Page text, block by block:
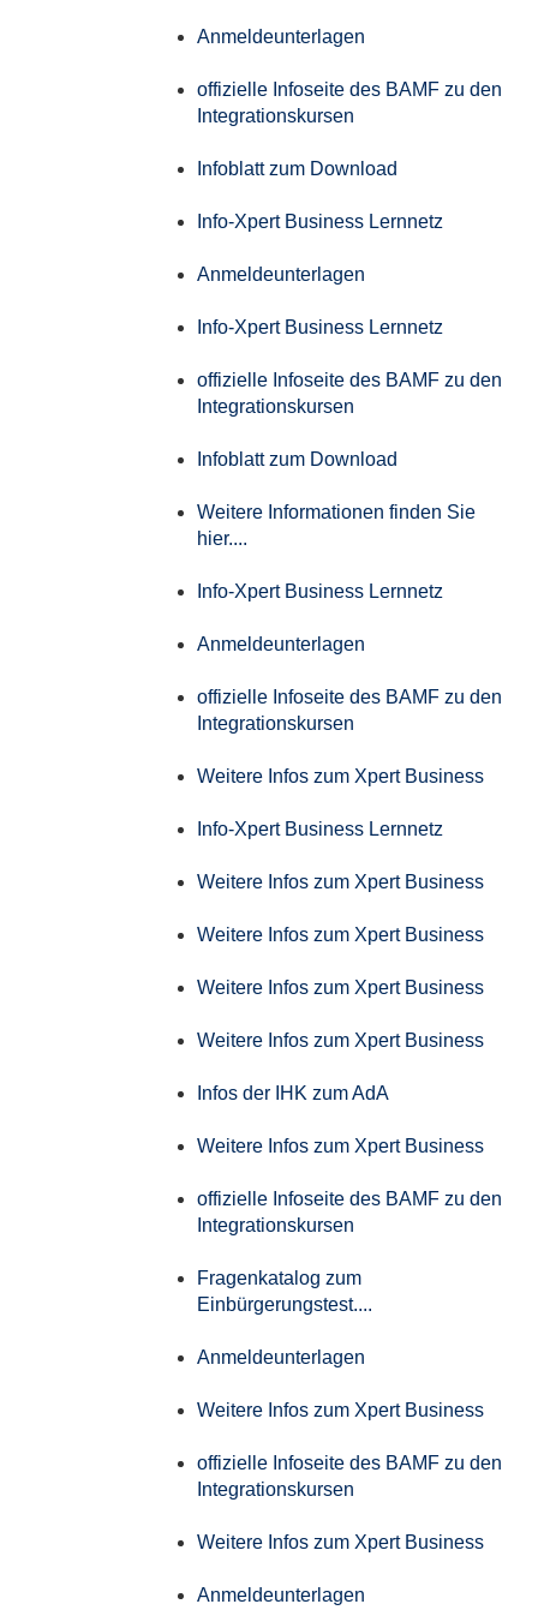
Anmeldeunterlagen
offizielle Infoseite des BAMF zu den
Integrationskursen
Infoblatt zum Download
Info-Xpert Business Lernnetz
Anmeldeunterlagen
Info-Xpert Business Lernnetz
offizielle Infoseite des BAMF zu den
Integrationskursen
Infoblatt zum Download
Weitere Informationen finden Sie
hier....
Info-Xpert Business Lernnetz
Anmeldeunterlagen
offizielle Infoseite des BAMF zu den
Integrationskursen
Weitere Infos zum Xpert Business
Info-Xpert Business Lernnetz
Weitere Infos zum Xpert Business
Weitere Infos zum Xpert Business
Weitere Infos zum Xpert Business
Weitere Infos zum Xpert Business
Infos der IHK zum AdA
Weitere Infos zum Xpert Business
offizielle Infoseite des BAMF zu den
Integrationskursen
Fragenkatalog zum
Einbürgerungstest....
Anmeldeunterlagen
Weitere Infos zum Xpert Business
offizielle Infoseite des BAMF zu den
Integrationskursen
Weitere Infos zum Xpert Business
Anmeldeunterlagen